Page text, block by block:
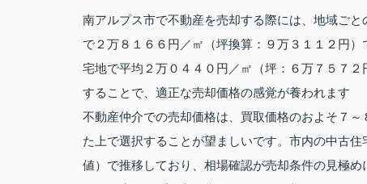
南アルプス市で不動産を売却する際には、地域ご
で２万８１６６円／㎡（坪換算：９万３１１２円
宅地で平均２万０４４０円／㎡（坪：６万７５７
することで、適正な売却価格の感覚が養われます
不動産仲介での売却価格は、買取価格のおよそ７
た上で選択することが望ましいです。市内の中古
値）で推移しており、相場確認が売却条件の見極め